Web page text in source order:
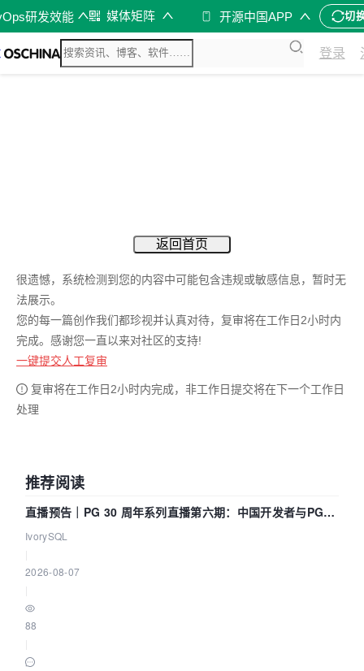
研发效能 媒体矩阵 开源中国APP 切
登录
返回首页
很遗憾，系统检测到您的内容中可能包含违规或敏感信息，暂时无
法展示。
您的每一篇创作我们都珍视并认真对待，复审将在工作日2小时内
完成。感谢您一直以来对社区的支持!
一键提交人工复审
复审将在工作日2小时内完成，非工作日提交将在下一个工作日
处理
推荐阅读
直播预告｜PG 30 周年系列直播第六期：中国开发者与PG内
核——我们改得动吗？我们贡献了什么？
IvorySQL
2026-08-07
88